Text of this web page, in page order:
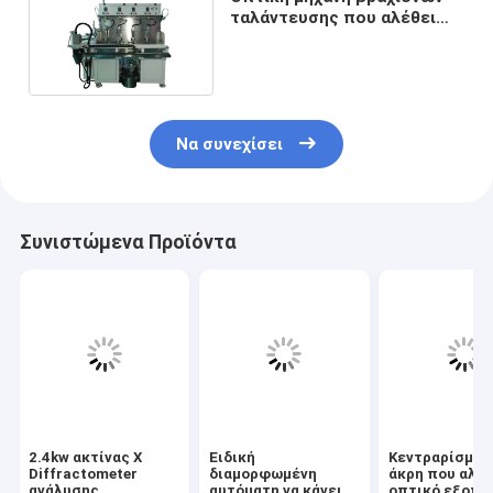
ταλάντευσης που αλέθει
Να συνεχίσει
Συνιστώμενα Προϊόντα
2.4kw ακτίνας X
Diffractometer
Ειδική
διαμορφωμένη
άκρη που